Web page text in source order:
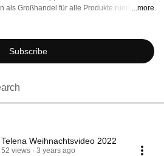
als Großhandel für alle Produkte rund um die
Beispiel Seminare & Trainings, an. Wir
Kundschaft im Handwerk, im
Dieser Kanal soll in Zukunft als weiterer
dienen, indem wir das Medium Video
zu vermitteln.
...more
Subscribe
Telena Weihnachtsvideo 2022
52 views 3 years ago